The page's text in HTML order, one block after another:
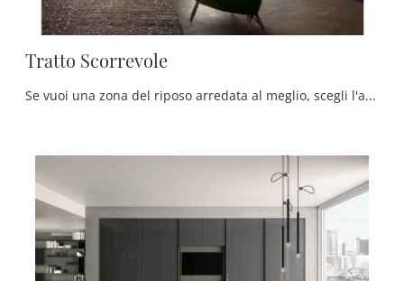
Tratto Scorrevole
Se vuoi una zona del riposo arredata al meglio, scegli l'armadio Tratto Scorrevole con ante scorrevoli di Pianca!